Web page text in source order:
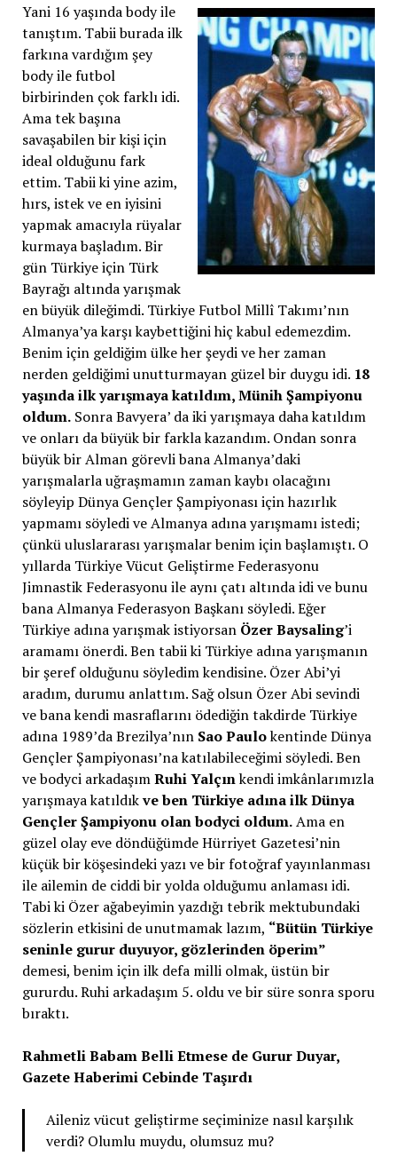
Yani 16 yaşında body ile
tanıştım. Tabii burada ilk
farkına vardığım şey
body ile futbol
birbirinden çok farklı idi.
Ama tek başına
savaşabilen bir kişi için
ideal olduğunu fark
ettim. Tabii ki yine azim,
hırs, istek ve en iyisini
yapmak amacıyla rüyalar
kurmaya başladım. Bir
gün Türkiye için Türk
Bayrağı altında yarışmak
en büyük dileğimdi. Türkiye Futbol Millî Takımı’nın
Almanya’ya karşı kaybettiğini hiç kabul edemezdim.
Benim için geldiğim ülke her şeydi ve her zaman
nerden geldiğimi unutturmayan güzel bir duygu idi. 18
yaşında ilk yarışmaya katıldım, Münih Şampiyonu
oldum.Sonra Bavyera’ da iki yarışmaya daha katıldım
ve onları da büyük bir farkla kazandım. Ondan sonra
büyük bir Alman görevli bana Almanya’daki
yarışmalarla uğraşmamın zaman kaybı olacağını
söyleyip Dünya Gençler Şampiyonası için hazırlık
yapmamı söyledi ve Almanya adına yarışmamı istedi;
çünkü uluslararası yarışmalar benim için başlamıştı. O
yıllarda Türkiye Vücut Geliştirme Federasyonu
Jimnastik Federasyonu ile aynı çatı altında idi ve bunu
bana Almanya Federasyon Başkanı söyledi. Eğer
Türkiye adına yarışmak istiyorsan Özer Baysaling’i
aramamı önerdi. Ben tabii ki Türkiye adına yarışmanın
bir şeref olduğunu söyledim kendisine. Özer Abi’yi
aradım, durumu anlattım. Sağ olsun Özer Abi sevindi
ve bana kendi masraflarını ödediğin takdirde Türkiye
adına 1989’da Brezilya’nın Sao Paulokentinde Dünya
Gençler Şampiyonası’na katılabileceğimi söyledi. Ben
ve bodyci arkadaşımRuhi Yalçınkendi imkânlarımızla
yarışmaya katıldıkve ben Türkiye adına ilk Dünya
Gençler Şampiyonu olan bodyci oldum.Ama en
güzel olay eve döndüğümde Hürriyet Gazetesi’nin
küçük bir köşesindeki yazı ve bir fotoğraf yayınlanması
ile ailemin de ciddi bir yolda olduğumu anlaması idi.
Tabi ki Özer ağabeyimin yazdığı tebrik mektubundaki
sözlerin etkisini de unutmamak lazım, “Bütün Türkiye
seninle gurur duyuyor, gözlerinden öperim”
demesi, benim için ilk defa milli olmak, üstün bir
gururdu. Ruhi arkadaşım 5. oldu ve bir süre sonra sporu
bıraktı.
Rahmetli Babam Belli Etmese de Gurur Duyar,
Gazete Haberimi Cebinde Taşırdı
Aileniz vücut geliştirme seçiminize nasıl karşılık
verdi? Olumlu muydu, olumsuz mu?